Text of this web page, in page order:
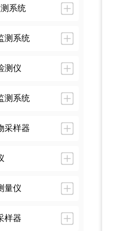
系统
测系统
测仪
测系统
采样器
量仪
样器